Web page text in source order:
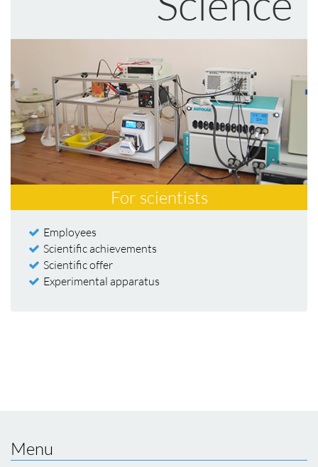
For scientists
Employees
Scientific achievements
Scientific offer
Experimental apparatus
Menu